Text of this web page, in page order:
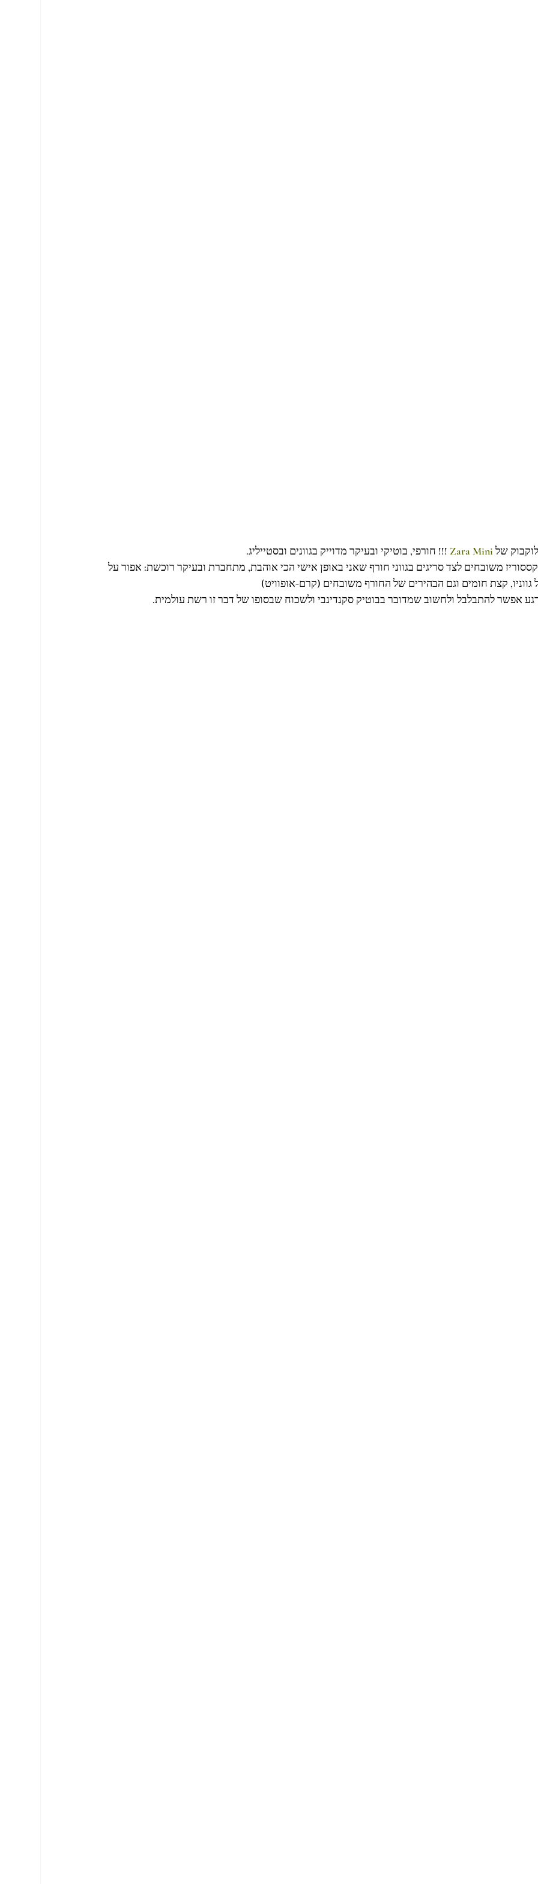
של Zara Mini !!! חורפי, בוטיקי ובעיקר מדוייק בגוונים ובסטייליג.
משובחים לצד סריגים בגווני חורף שאני באופן אישי הכי אוהבת, מתחברת ובעיקר רוכשת: אפור על
גווניו, קצת חומים וגם הבהירים של החורף משובחים (קרם-אופוויט)
אפשר להתבלבל ולחשוב שמדובר בבוטיק סקנדינבי ולשכוח שבסופו של דבר זו רשת עולמית.